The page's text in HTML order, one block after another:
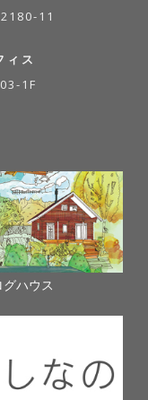
11
ィス
1F
ハウス